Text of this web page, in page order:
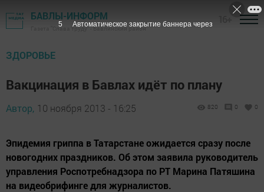
БАВЛЫ-ИНФОРМ
Газета "Слава труду" - Бавлинский район
ЗДОРОВЬЕ
Вакцинация в Бавлах идёт по плану
Автор, 10 ноября 2013 - 16:25 820 0 0
Эпидемия гриппа в Татарстане ожидается сразу после
новогодних праздников. Об этом заявила руководитель
управления Роспотребнадзора по РТ Марина Патяшина
на видеобрифинге для журналистов.
4 Автоматическое закрытие баннера через